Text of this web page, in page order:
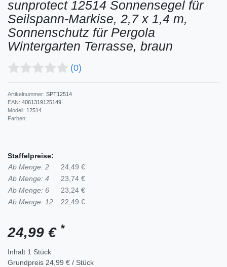
sunprotect 12514 Sonnensegel für
Seilspann-Markise, 2,7 x 1,4 m,
Sonnenschutz für Pergola
Wintergarten Terrasse, braun
(0)
Artikelnummer: SPT12514
EAN: 4061319125149
Modell: 12514
Farben:
Staffelpreise:
Ab Menge: 2
24,49 €
Ab Menge: 4
23,74 €
Ab Menge: 6
23,24 €
Ab Menge: 12
22,49 €
24,99 € *
Inhalt 1 Stück
Grundpreis 24,99 € / Stück